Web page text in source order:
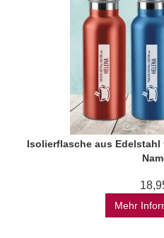
Isolierflasche aus
Mehr